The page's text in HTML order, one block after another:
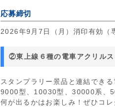
応募締切
2026年9月7日（月）消印有効（
②東上線６種の電車アクリル
スタンプラリー景品と連結でき
9000型、10030型、30000系、
何が出るかはお楽しみ！ぜひコレ